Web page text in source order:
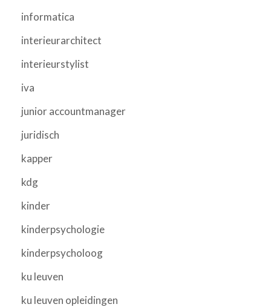
informatica
interieurarchitect
interieurstylist
iva
junior accountmanager
juridisch
kapper
kdg
kinder
kinderpsychologie
kinderpsycholoog
ku leuven
ku leuven opleidingen